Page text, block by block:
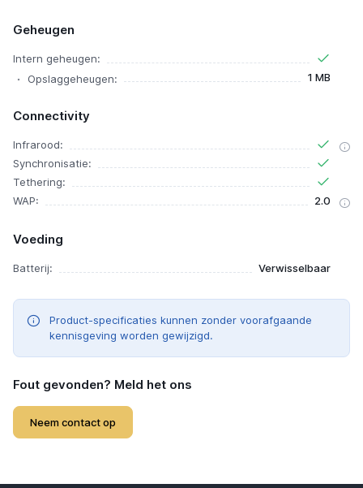
Geheugen
Intern geheugen:
Opslaggeheugen:
1 MB
Connectivity
Infrarood:
Synchronisatie:
Tethering:
WAP:
2.0
Voeding
Batterij: Verwisselbaar
Product-specificaties kunnen zonder voorafgaande
kennisgeving worden gewijzigd.
Fout gevonden? Meld het ons
Neem contact op